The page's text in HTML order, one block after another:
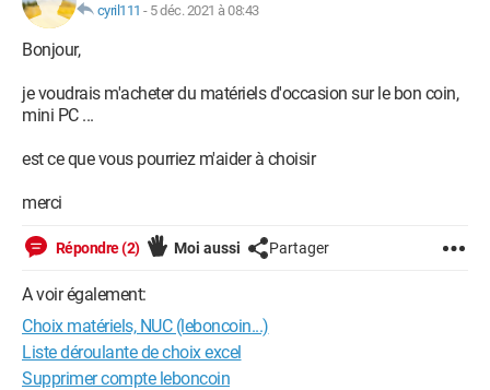
cyril111 - 5 déc. 2021 à 08:43
Bonjour,
je voudrais m'acheter du matériels d'occasion sur le bon coin,
mini PC ...
est ce que vous pourriez m'aider à choisir
merci
Répondre (2) Moi aussi Partager
A voir également:
Choix matériels, NUC (leboncoin...)
Liste déroulante de choix excel
Supprimer compte leboncoin